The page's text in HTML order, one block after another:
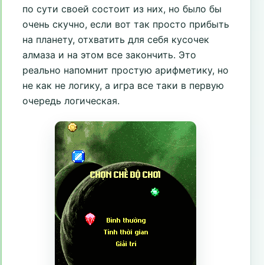
по сути своей состоит из них, но было бы
очень скучно, если вот так просто прибыть
на планету, отхватить для себя кусочек
алмаза и на этом все закончить. Это
реально напомнит простую арифметику, но
не как не логику, а игра все таки в первую
очередь логическая.